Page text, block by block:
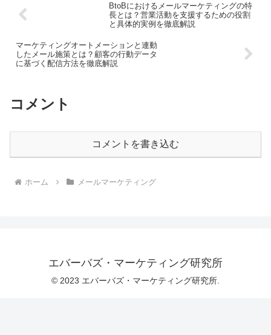
BtoBにおけるメールマーケティングの特
長とは？営業活動を支援するための役割
と具体的実例を徹底解説
マーケティングオートメーションと連動
したメール施策とは？顧客の行動データ
に基づく配信方法を徹底解説
コメント
コメントを書き込む
ホーム メールマーケティング
エバーバズ・マーケティング研究所
© 2023 エバーバズ・マーケティング研究所.